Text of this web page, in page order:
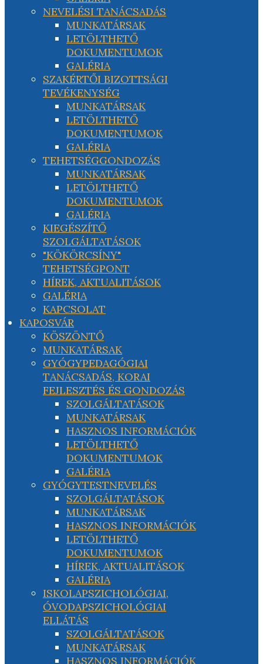
NEVELÉSI TANÁCSADÁS
MUNKATÁRSAK
LETÖLTHETŐ
DOKUMENTUMOK
GALÉRIA
SZAKÉRTŐI BIZOTTSÁGI
TEVÉKENYSÉG
MUNKATÁRSAK
LETÖLTHETŐ
DOKUMENTUMOK
GALÉRIA
TEHETSÉGGONDOZÁS
MUNKATÁRSAK
LETÖLTHETŐ
DOKUMENTUMOK
GALÉRIA
KIEGÉSZÍTŐ
SZOLGÁLTATÁSOK
"KÖKÖRCSÍNY"
TEHETSÉGPONT
HÍREK, AKTUALITÁSOK
GALÉRIA
KAPCSOLAT
KAPOSVÁR
KÖSZÖNTŐ
MUNKATÁRSAK
GYÓGYPEDAGÓGIAI
TANÁCSADÁS, KORAI
FEJLESZTÉS ÉS GONDOZÁS
SZOLGÁLTATÁSOK
MUNKATÁRSAK
HASZNOS INFORMÁCIÓK
LETÖLTHETŐ
DOKUMENTUMOK
GALÉRIA
GYÓGYTESTNEVELÉS
SZOLGÁLTATÁSOK
MUNKATÁRSAK
HASZNOS INFORMÁCIÓK
LETÖLTHETŐ
DOKUMENTUMOK
HÍREK, AKTUALITÁSOK
GALÉRIA
ISKOLAPSZICHOLÓGIAI,
ÓVODAPSZICHOLÓGIAI
ELLÁTÁS
SZOLGÁLTATÁSOK
MUNKATÁRSAK
HASZNOS INFORMÁCIÓK